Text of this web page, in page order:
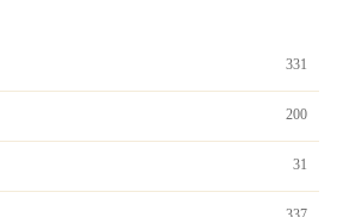
331
200
31